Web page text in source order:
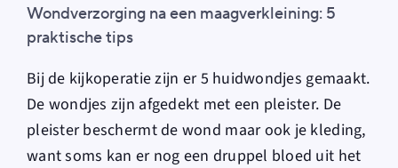
Wondverzorging na een maagverkleining: 5
praktische tips
Bij de kijkoperatie zijn er 5 huidwondjes gemaakt.
De wondjes zijn afgedekt met een pleister. De
pleister beschermt de wond maar ook je kleding,
want soms kan er nog een druppel bloed uit het